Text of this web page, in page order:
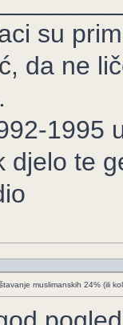
su
da ne
1995
djelo te
muslimanskih 24% (ili